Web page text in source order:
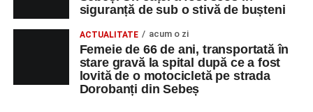
strada Dorobanți din Sebeș
Accident pe strada Dorobanți din Sebeș: fermeie
de 66 de ani rănită grav, după ce a fost lovită de o
motocicletă
cât și celor aflate la început de carieră.
Cei interesați pot consulta toate locurile de muncă
disponibile accesând platforma oficială ANOFM,
AJOFM Alba , apoi secțiunea „Persoane fizice
– Locuri de muncă vacante”. De asemenea, informații
siguranță de sub o stivă de bușteni
ACTUALITATE acum o zi
Femeie de 66 de ani, transportată în
stare gravă la spital după ce a fost
lovită de o motocicletă pe strada
Dorobanți din Sebeș